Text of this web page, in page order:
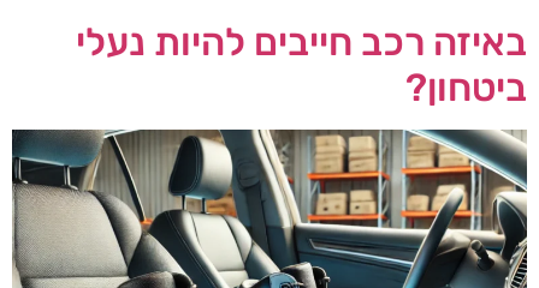
באיזה רכב חייבים להיות נעלי
ביטחון?